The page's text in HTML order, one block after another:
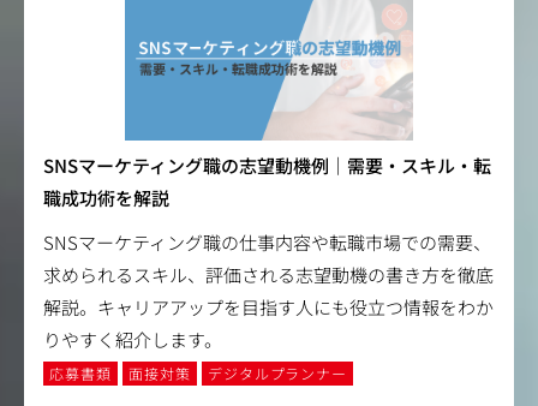
SNSマーケティング職の志望動機例｜需要・スキル・転
職成功術を解説
SNSマーケティング職の仕事内容や転職市場での需要、
求められるスキル、評価される志望動機の書き方を徹底
解説。キャリアアップを目指す人にも役立つ情報をわか
りやすく紹介します。
応募書類 面接対策 デジタルプランナー